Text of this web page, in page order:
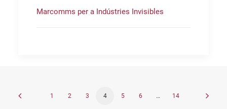
Marcomms per a Indústries Invisibles
1 2 3 4 5 6 … 14